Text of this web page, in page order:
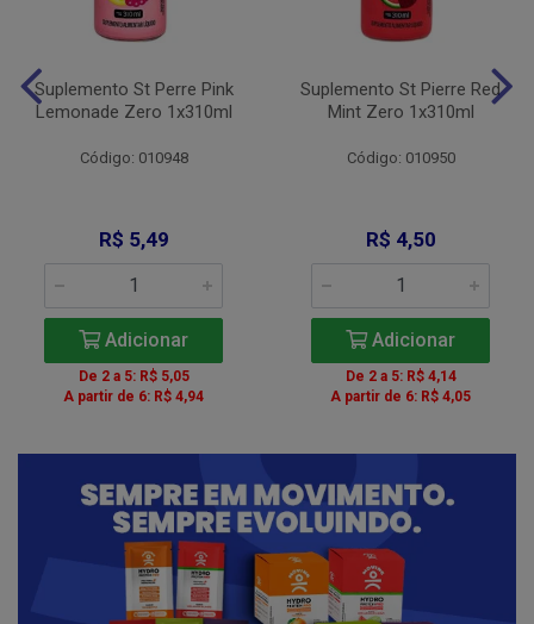
Suplemento St Perre Pink
Lemonade Zero 1x310ml
Código: 010948
R$ 5,49
Adicionar
De 2 a 5: R$ 5,05
A partir de 6: R$ 4,94
Suplemento St Pierre Red
Mint Zero 1x310ml
Código: 010950
R$ 4,50
Adicionar
De 2 a 5: R$ 4,14
A partir de 6: R$ 4,05